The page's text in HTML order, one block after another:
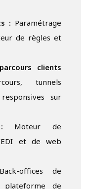
: Paramétrage
de règles et
clients
tunnels
sur
Moteur de
et de web
offices de
de